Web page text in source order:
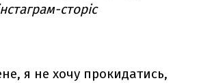
сторіс
я не хочу прокидатись,